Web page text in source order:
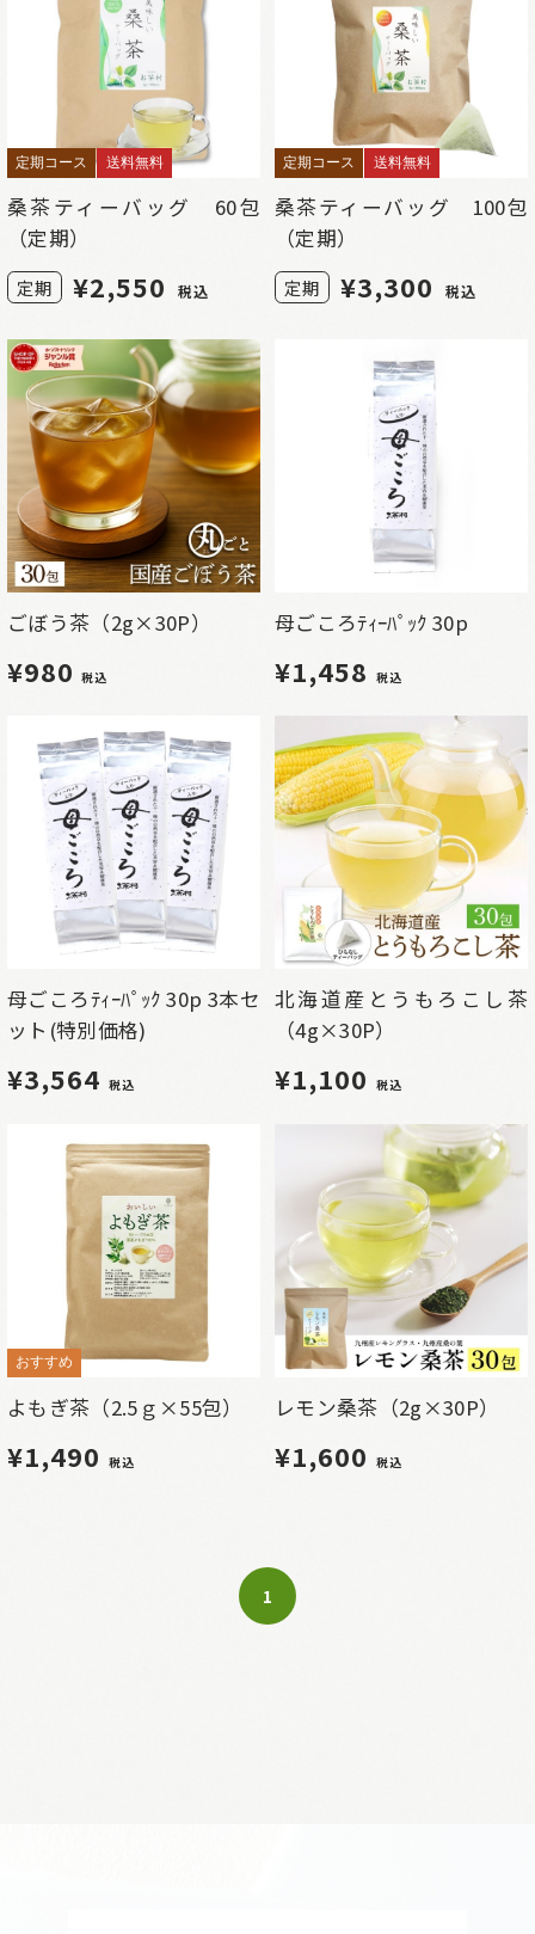
定期コース 送料無料
桑茶ティーバッグ 60包
（定期）
定期 ¥2,550 税込
定期コース 送料無料
桑茶ティーバッグ 100包
（定期）
定期 ¥3,300 税込
ごぼう茶（2g×30P）
¥980税込
母ごころﾃｨｰﾊﾟｯｸ 30p
¥1,458 税込
母ごころﾃｨｰﾊﾟｯｸ 30p 3本セ
ット(特別価格)
¥3,564 税込
北海道産とうもろこし茶
（4g×30P）
¥1,100 税込
おすすめ
よもぎ茶（2.5ｇ×55包）
¥1,490 税込
レモン桑茶（2g×30P）
¥1,600 税込
1